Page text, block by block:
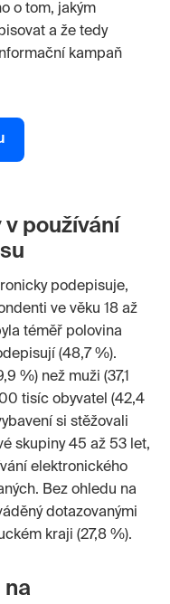
o tom, jakým
a že tedy
kampaň
používání
podepisuje,
ve věku 18 až
téměř polovina
(48,7 %).
%) než muži (37,1
tisíc obyvatel (42,4
si stěžovali
skupiny 45 až 53 let,
elektronického
Bez ohledu na
dotazovanými
kraji (27,8 %).
na